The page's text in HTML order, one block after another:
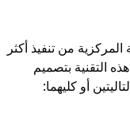
من تنفيذ أكثر
التقنية بتصميم
أو كليهما: